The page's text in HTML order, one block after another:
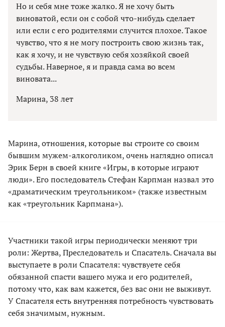
Но и себя мне тоже жалко. Я не хочу быть
виноватой, если он с собой что-нибудь сделает
или если с его родителями случится плохое. Такое
чувство, что я не могу построить свою жизнь так,
как я хочу, и не чувствую себя хозяйкой своей
судьбы. Наверное, я и правда сама во всем
виновата...
Марина, 38 лет
Марина, отношения, которые вы строите со своим
бывшим мужем-алкоголиком, очень наглядно описал
Эрик Берн в своей книге «Игры, в которые играют
люди». Его последователь Стефан Карпман назвал это
«драматическим треугольником» (также известным
как «треугольник Карпмана»).
Участники такой игры периодически меняют три
роли: Жертва, Преследователь и Спасатель. Сначала вы
выступаете в роли Спасателя: чувствуете себя
обязанной спасти вашего мужа и его родителей,
потому что, как вам кажется, без вас они не выживут.
У Спасателя есть внутренняя потребность чувствовать
себя значимым, нужным.